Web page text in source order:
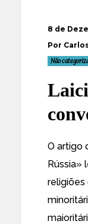
8 de
Por
Não
O artigo
Rússia»
religiões